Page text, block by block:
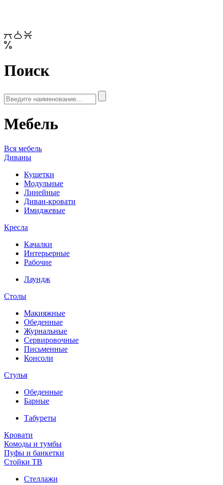
Поиск
Мебель
Вся мебель
Диваны
Кушетки
Модульные
Линейные
Диван-кровати
Имиджевые
Кресла
Качалки
Интерьерные
Рабочие
Лаундж
Столы
Макияжные
Обеденные
Журнальные
Сервировочные
Письменные
Консоли
Стулья
Обеденные
Барные
Табуреты
Кровати
Комоды и тумбы
Пуфы и банкетки
Стойки ТВ
Стеллажи